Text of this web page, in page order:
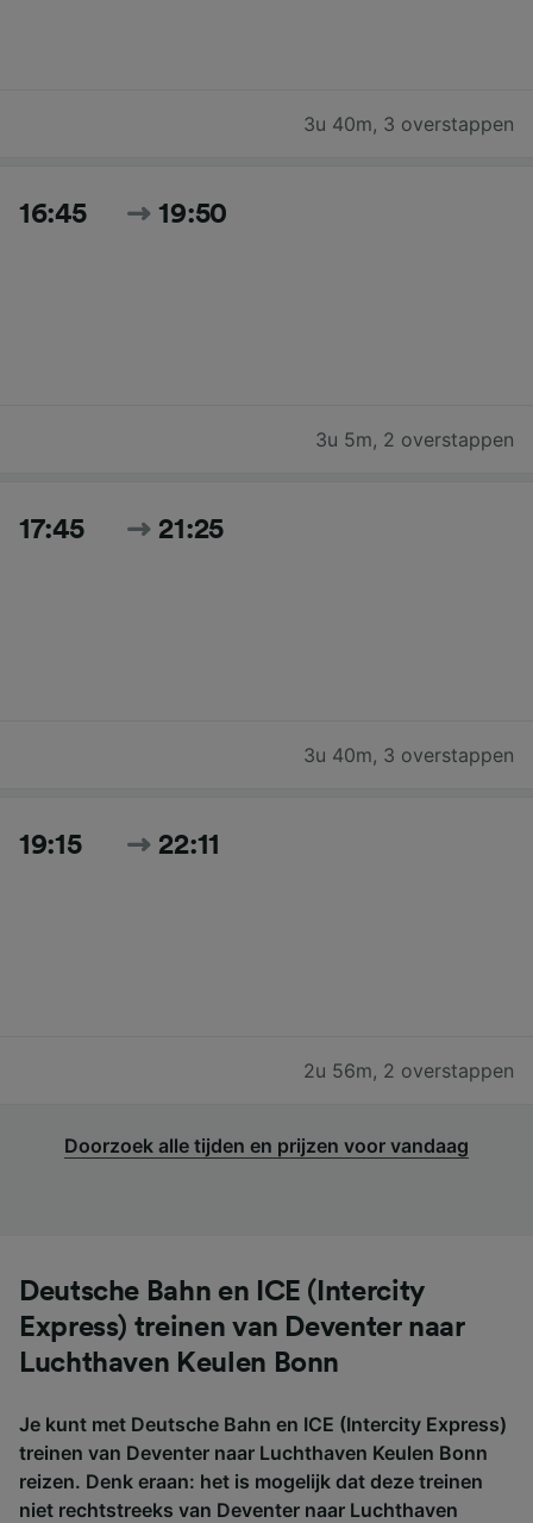
3u 40m, 3 overstappen
16:45 19:50
3u 5m, 2 overstappen
17:45 21:25
3u 40m, 3 overstappen
19:15 22:11
2u 56m, 2 overstappen
Doorzoek alle tijden en prijzen voor vandaag
Deutsche Bahn en ICE (Intercity
Express) treinen van Deventer naar
Luchthaven Keulen Bonn
Je kunt met Deutsche Bahn en ICE (Intercity Express)
treinen van Deventer naar Luchthaven Keulen Bonn
reizen. Denk eraan: het is mogelijk dat deze treinen
niet rechtstreeks van Deventer naar Luchthaven